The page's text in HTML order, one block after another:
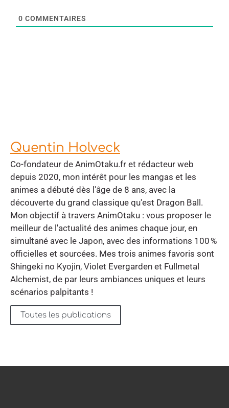
0 COMMENTAIRES
Quentin Holveck
Co-fondateur de AnimOtaku.fr et rédacteur web
depuis 2020, mon intérêt pour les mangas et les
animes a débuté dès l'âge de 8 ans, avec la
découverte du grand classique qu'est Dragon Ball.
Mon objectif à travers AnimOtaku : vous proposer le
meilleur de l'actualité des animes chaque jour, en
simultané avec le Japon, avec des informations 100 %
officielles et sourcées. Mes trois animes favoris sont
Shingeki no Kyojin, Violet Evergarden et Fullmetal
Alchemist, de par leurs ambiances uniques et leurs
scénarios palpitants !
Toutes les publications